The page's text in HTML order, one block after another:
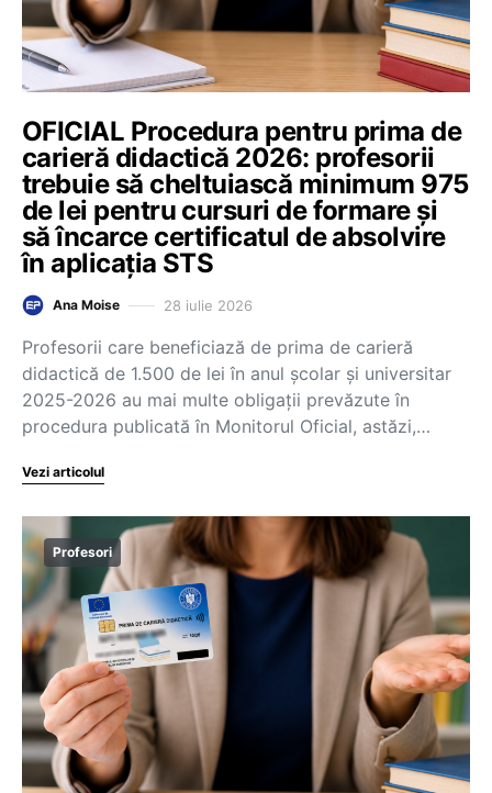
OFICIAL Procedura pentru prima de
carieră didactică 2026: profesorii
trebuie să cheltuiască minimum 975
de lei pentru cursuri de formare și
să încarce certificatul de absolvire
în aplicația STS
Ana Moise 28 iulie 2026
Profesorii care beneficiază de prima de carieră
didactică de 1.500 de lei în anul școlar și universitar
2025-2026 au mai multe obligații prevăzute în
procedura publicată în Monitorul Oficial, astăzi,…
Vezi articolul
Profesori